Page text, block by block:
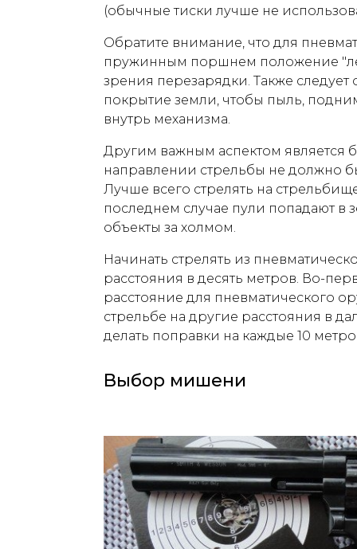
(обычные тиски лучше не
Обратите внимание, что для
пружинным поршнем положение
зрения перезарядки. Также
покрытие земли, чтобы пыль,
внутрь механизма.
Другим важным аспектом является
направлении стрельбы не должно
Лучше всего стрелять на
последнем случае пули попадают
объекты за холмом.
Начинать стрелять из
расстояния в десять метров. Во-
расстояние для пневматического
стрельбе на другие расстояния в
делать поправки на каждые 10
Выбор мишени